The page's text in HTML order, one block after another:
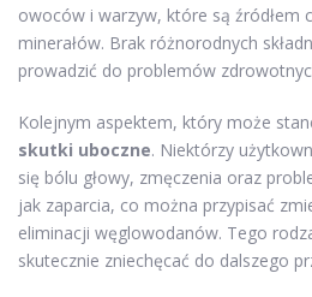
owoców i warzyw, które są źródłem
minerałów. Brak różnorodnych
prowadzić do problemów
Kolejnym aspektem, który może
skutki uboczne. Niektórzy
się bólu głowy, zmęczenia oraz
jak zaparcia, co można przypisać
eliminacji węglowodanów. Tego
skutecznie zniechęcać do dalszego